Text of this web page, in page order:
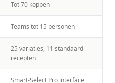
Tot 70 koppen
Teams tot 15 personen
25 variaties, 11 standaard
recepten
Smart-Select Pro interface